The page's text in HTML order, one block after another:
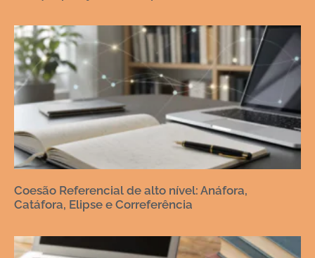
Coesão Referencial de alto nível: Anáfora,
Catáfora, Elipse e Correferência